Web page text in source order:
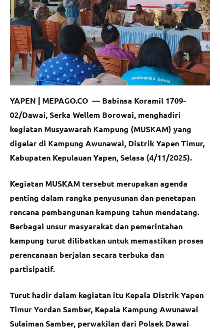
YAPEN | MEPAGO.CO — Babinsa Koramil 1709-
02/Dawai, Serka Wellem Borowai, menghadiri
kegiatan Musyawarah Kampung (MUSKAM) yang
digelar di Kampung Awunawai, Distrik Yapen Timur,
Kabupaten Kepulauan Yapen, Selasa (4/11/2025).
Kegiatan MUSKAM tersebut merupakan agenda
penting dalam rangka penyusunan dan penetapan
rencana pembangunan kampung tahun mendatang.
Berbagai unsur masyarakat dan pemerintahan
kampung turut dilibatkan untuk memastikan proses
perencanaan berjalan secara terbuka dan
partisipatif.
Turut hadir dalam kegiatan itu Kepala Distrik Yapen
Timur Yordan Samber, Kepala Kampung Awunawai
Sulaiman Samber, perwakilan dari Polsek Dawai